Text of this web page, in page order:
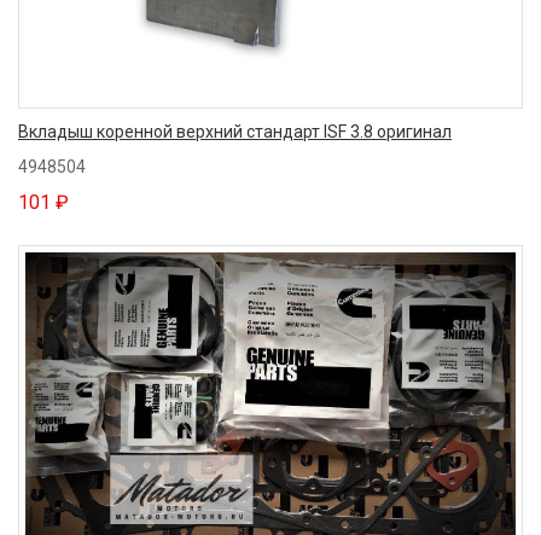
Вкладыш коренной верхний стандарт ISF 3.8 оригинал
4948504
101 ₽